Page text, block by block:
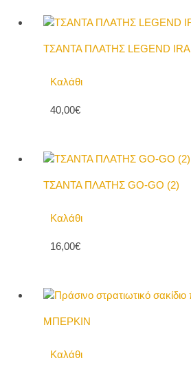
ΤΣΑΝΤΑ ΠΛΑΤΗΣ LEGEND IRA
Καλάθι
40,00€
ΤΣΑΝΤΑ ΠΛΑΤΗΣ GO-GO (2)
Καλάθι
16,00€
ΜΠΕΡΚΙΝ
Καλάθι